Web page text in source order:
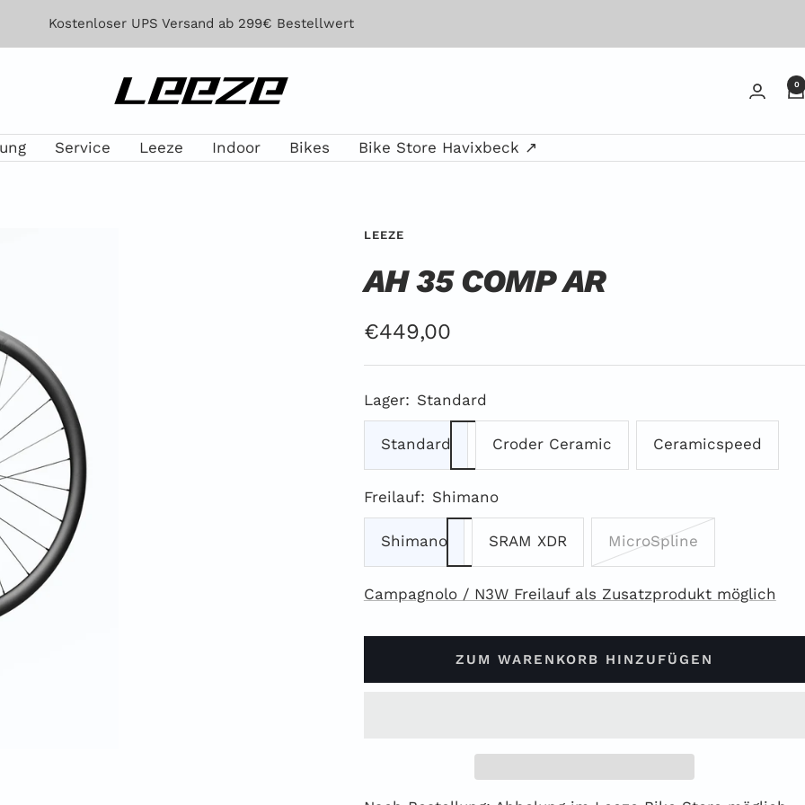
Kostenloser UPS Versand ab 299€ Bestellwert
Leeze 0
Service Leeze Indoor Bikes Bike Store Havixbeck ↗
LEEZE
AH 35 COMP AR
Angebotspreis
€449,00
Lager: Standard
Standard Croder Ceramic Ceramicspeed
Freilauf: Shimano
Shimano SRAM XDR MicroSpline
Campagnolo / N3W Freilauf als Zusatzprodukt möglich
ZUM WARENKORB HINZUFÜGEN